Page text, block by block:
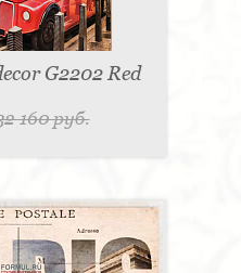
G2202 Red
160 руб.